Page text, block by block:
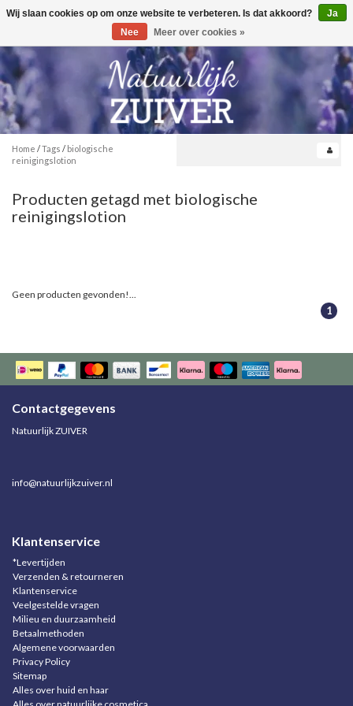
Toggle
0
Home /Tags / biologische
reinigingslotion
Producten getagd met biologische
reinigingslotion
Geen producten gevonden!...
1
Contactgegevens
Natuurlijk ZUIVER
info@natuurlijkzuiver.nl
Klantenservice
*Levertijden
Verzenden & retourneren
Klantenservice
Veelgestelde vragen
Milieu en duurzaamheid
Betaalmethoden
Algemene voorwaarden
Privacy Policy
Sitemap
Alles over huid en haar
Wij slaan cookies op om onze website te verbeteren. Is dat akkoord?
Ja
Nee
Meer over cookies »